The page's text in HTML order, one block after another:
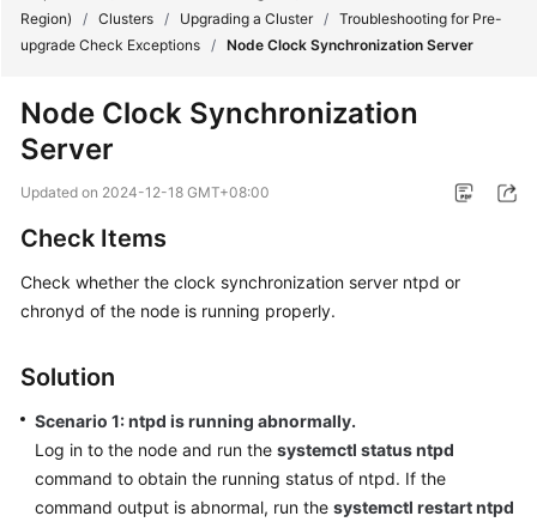
What's
New
Bulletin
Service
Overview
Billing
Kubernetes
Basics
Getting
Region)
/ Clusters / Upgrading a Cluster / Troubleshooting for Pre-
upgrade Check Exceptions / Node Clock Synchronization Server
Node Clock Synchronization
Server
Updated on 2024-12-18 GMT+08:00
Check Items
Check whether the clock synchronization server ntpd or
chronyd of the node is running properly.
Solution
Scenario 1: ntpd is running abnormally.
Log in to the node and run the systemctl status ntpd
command to obtain the running status of ntpd. If the
command output is abnormal, run the systemctl restart ntpd